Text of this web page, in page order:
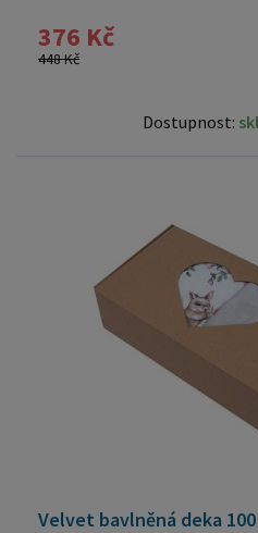
376 Kč
448 Kč
Dostupnost:
Velvet bavlněná deka